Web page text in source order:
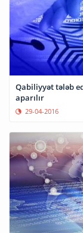
Qabiliyyət tələb
aparılır
29-04-2016